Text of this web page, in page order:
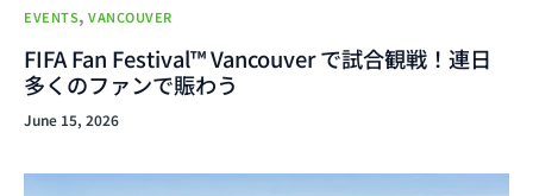
EVENTS, VANCOUVER
FIFA Fan Festival™ Vancouver で試合観戦！連日
多くのファンで賑わう
June 15, 2026